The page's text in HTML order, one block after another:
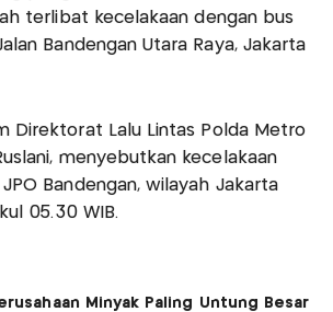
terlibat kecelakaan dengan bus
Bandengan Utara Raya, Jakarta
Direktorat Lalu Lintas Polda Metro
menyebutkan kecelakaan
Bandengan, wilayah Jakarta
05.30 WIB.
Minyak Paling Untung Besar